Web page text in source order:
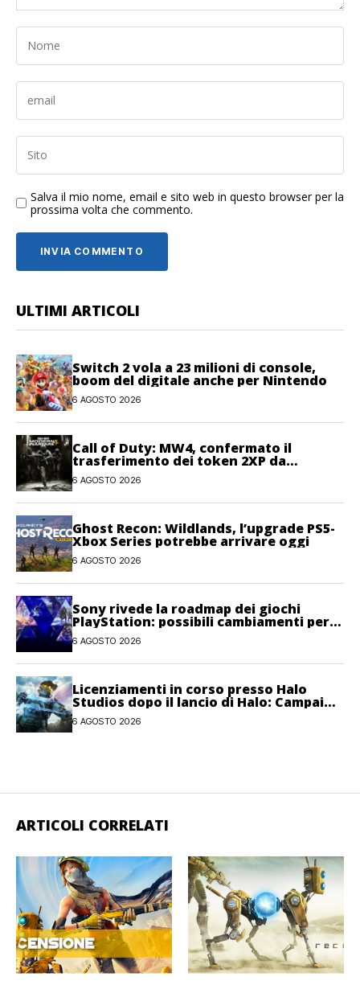
Salva il mio nome, email e sito web in questo browser per la
prossima volta che commento.
ULTIMI ARTICOLI
Switch 2 vola a 23 milioni di console,
boom del digitale anche per Nintendo
6 AGOSTO 2026
Call of Duty: MW4, confermato il
trasferimento dei token 2XP da
Warzone e Black Ops 7
6 AGOSTO 2026
Ghost Recon: Wildlands, l’upgrade PS5-
Xbox Series potrebbe arrivare oggi
6 AGOSTO 2026
Sony rivede la roadmap dei giochi
PlayStation: possibili cambiamenti per
l’anno fiscale 2026
6 AGOSTO 2026
Licenziamenti in corso presso Halo
Studios dopo il lancio di Halo: Campaign
Evolved
6 AGOSTO 2026
ARTICOLI CORRELATI